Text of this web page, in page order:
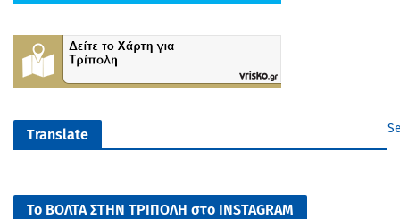
Translate
Το ΒΟΛΤΑ ΣΤΗΝ ΤΡΙΠΟΛΗ στο INSTAGRAM